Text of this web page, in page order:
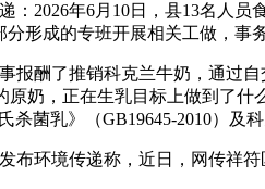
2026年6月10日，县13名人员
形成的专班开展相关工做，事
酬了推销科克兰牛奶，通过自
原奶，正在生乳目标上做到了
菌乳》（GB19645-2010）
环境传递称，近日，网传祥符